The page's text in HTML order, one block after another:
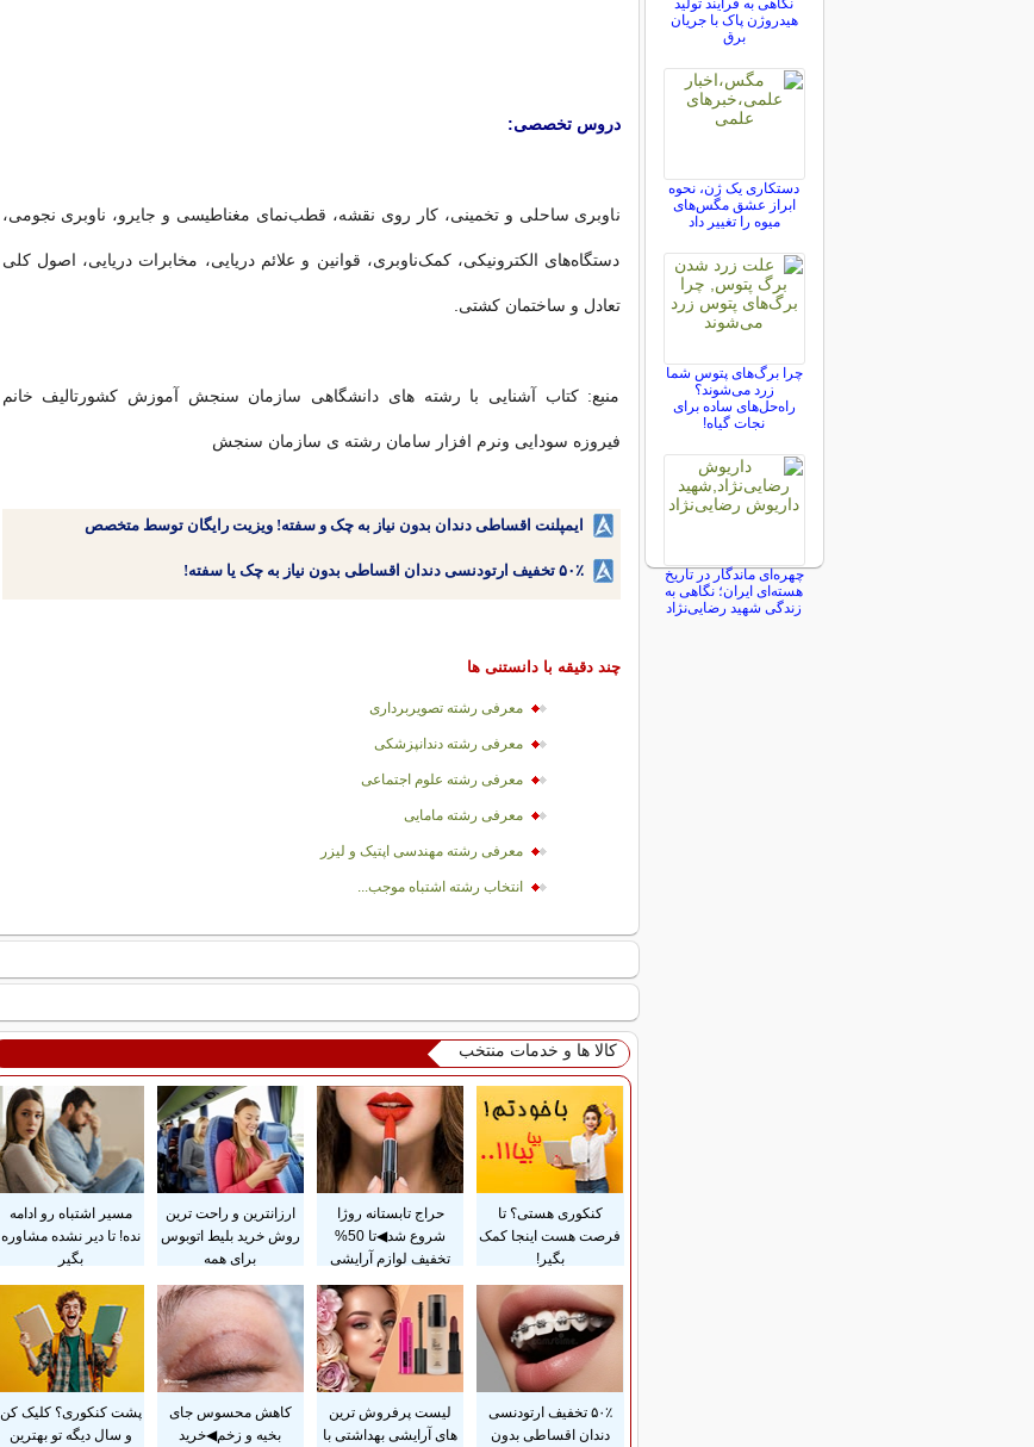
دروس تخصصی:
ناوبری ساحلی و تخمینی، کار روی نقشه، قطب‌نمای مغناطیسی و جایرو، ناوبری نجومی،
دستگاه‌های الکترونیکی، کمک‌ناوبری، قوانین و علائم دریایی، مخابرات دریایی، اصول کلی
تعادل و ساختمان کشتی.
منبع: کتاب آشنایی با رشته های دانشگاهی سازمان سنجش آموزش کشورتالیف خانم
فیروزه سودایی ونرم افزار سامان رشته ی سازمان سنجش
ایمپلنت اقساطی دندان بدون نیاز به چک و سفته! ویزیت رایگان توسط متخصص
۵۰٪ تخفیف ارتودنسی دندان اقساطی بدون نیاز به چک یا سفته!
چند دقیقه با دانستنی ها
معرفی رشته تصویربرداری
معرفی رشته دندانپزشکی
معرفی رشته علوم اجتماعی
معرفی رشته مامایی
معرفی رشته مهندسی اپتیک و لیزر
انتخاب رشته اشتباه موجب...
کالا ها و خدمات منتخب
کنکوری هستی؟ تا
فرصت هست اینجا کمک
بگیر!
حراج تابستانه روژا
شروع شد◀تا 50%
تخفیف لوازم آرایشی
ارزانترین و راحت ترین
روش خرید بلیط اتوبوس
برای همه
مسیر اشتباه رو ادامه
نده! تا دیر نشده مشاوره
بگیر
۵۰٪ تخفیف ارتودنسی
دندان اقساطی بدون
لیست پرفروش ترین
های آرایشی بهداشتی با
کاهش محسوس جای
بخیه و زخم◀خرید
پشت کنکوری؟ کلیک کن
و سال دیگه تو بهترین
نگاهی به فرآیند تولید
هیدروژن پاک با جریان
برق
دستکاری یک ژن، نحوه
ابراز عشق مگس‌های
میوه را تغییر داد
چرا برگ‌های پتوس شما
زرد می‌شوند؟
راه‌حل‌های ساده برای
نجات گیاه!
چهره‌ای ماندگار در تاریخ
هسته‌ای ایران؛ نگاهی به
زندگی شهید رضایی‌نژاد